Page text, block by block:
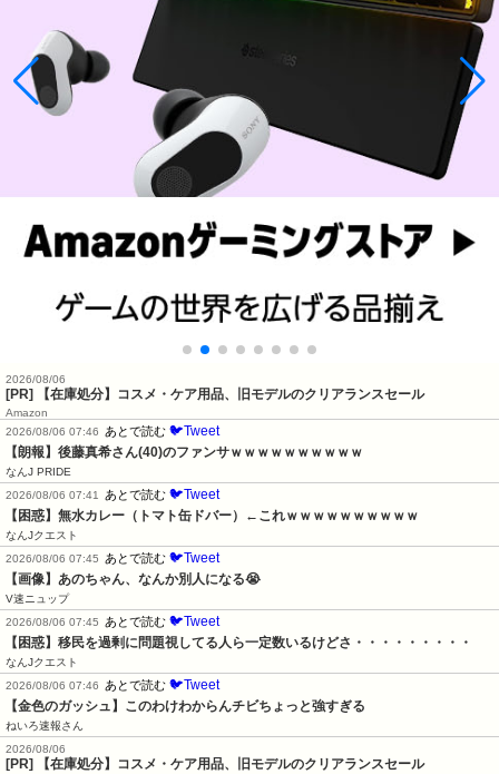
2026/08/06
[PR] 【在庫処分】コスメ・ケア用品、旧モデルのクリアランスセール
Amazon
2026/08/06 07:46
あとで読む 🐦Tweet
【朗報】後藤真希さん(40)のファンサｗｗｗｗｗｗｗｗｗｗ
なんJ PRIDE
2026/08/06 07:41
あとで読む 🐦Tweet
【困惑】無水カレー（トマト缶ドバー）←これｗｗｗｗｗｗｗｗｗｗ
なんJクエスト
2026/08/06 07:45
あとで読む 🐦Tweet
【画像】あのちゃん、なんか別人になる😭
V速ニュップ
2026/08/06 07:45
あとで読む 🐦Tweet
【困惑】移民を過剰に問題視してる人ら一定数いるけどさ・・・・・・・・・
なんJクエスト
2026/08/06 07:46
あとで読む 🐦Tweet
【金色のガッシュ】このわけわからんチビちょっと強すぎる
ねいろ速報さん
2026/08/06
[PR] 【在庫処分】コスメ・ケア用品、旧モデルのクリアランスセール